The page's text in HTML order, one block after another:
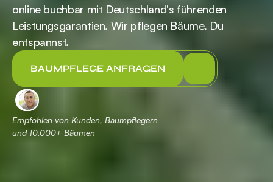
online buchbar mit Deutschland's führenden
Leistungsgarantien. Wir pflegen Bäume. Du
entspannst.
BAUMPFLEGE ANFRAGEN
Empfohlen von Kunden, Baumpflegern
und 10.000+ Bäumen